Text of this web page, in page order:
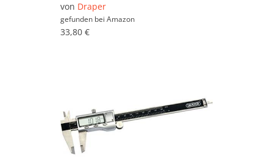
von Draper
gefunden bei Amazon
33,80 €